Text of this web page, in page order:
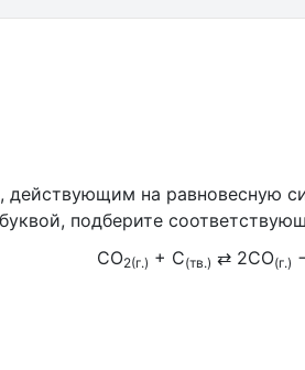
действующим на равновесную
подберите
CO2(г.) + C(тв.) ⇄ 2CO(г.)